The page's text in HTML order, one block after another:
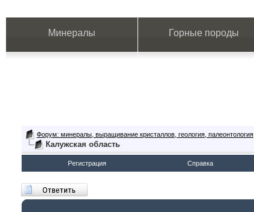
Минералы Горные породы
Форум: минералы, выращивание кристаллов, геология, палеонтология
Калужская область
Регистрация Справка